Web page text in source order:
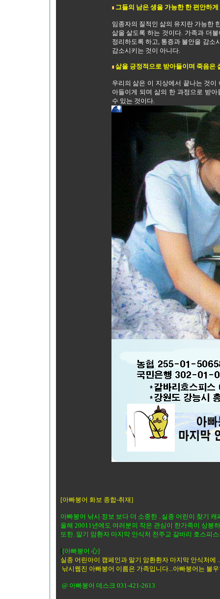
그들의 남은 생을 가능한 한 편안하
임종자의 질적인 삶의 유지란 가능한
삶을 살도록 하는 것이다. 가족과 더
정리하도록 하고, 통증과 불안을 감소
감소시키는 것이 아니다.
삶을 긍정적으로 받아들이며 죽음은
우리의 삶은 이 지상에서 끝나는 것
아들이게 되며 삶의 한 과정으로 받
수 있는 것이다.
[아빠붕어 화보 종합-취재]
아빠붕어 낚시 정보 보다 더 소중한 ..실종 어린이 찾기
올해 20011년에도 여러분의 작은 관심이 한가족이 상봉
또한..말기 암환자 마지막 안식처 천주교 갈바리 호스피
[[아빠붕어 心]
실종 어린아이 캠페인과 말기 암환환자 마지막 안식처
낚시웹진 아빠붕어 이름은 가족입니다...아빠붕어는 불
@ 아빠붕어 데스크 031-421-2613